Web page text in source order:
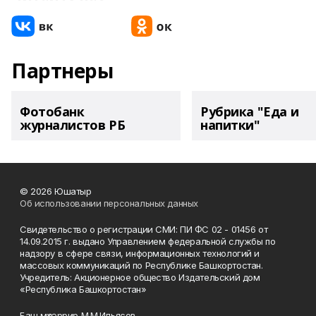
Партнеры
Фотобанк
журналистов РБ
Рубрика "Еда и
напитки"
© 2026 Юшатыр
Об использовании персональных данных
Свидетельство о регистрации СМИ: ПИ ФС 02 - 01456 от
14.09.2015 г. выдано Управлением федеральной службы по
надзору в сфере связи, информационных технологий и
массовых коммуникаций по Республике Башкортостан.
Учредитель: Акционерное общество Издательский дом
«Республика Башкортостан»